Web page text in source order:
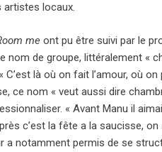
locaux.
me ont pu être suivi par le
nom de groupe, littéralement «
C’est là où on fait l’amour, où
ce nom « veut aussi dire
« Avant Manu il
c’est la fête a la saucisse,
notamment permis de se